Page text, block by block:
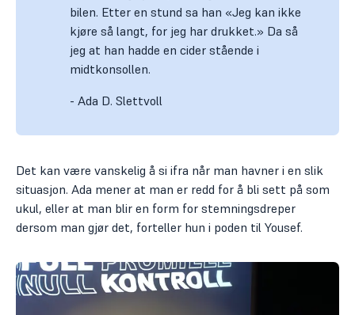
bilen. Etter en stund sa han «Jeg kan ikke
kjøre så langt, for jeg har drukket.» Da så
jeg at han hadde en cider stående i
midtkonsollen.
- Ada D. Slettvoll
Det kan være vanskelig å si ifra når man havner i en slik
situasjon. Ada mener at man er redd for å bli sett på som
ukul, eller at man blir en form for stemningsdreper
dersom man gjør det, forteller hun i poden til Yousef.